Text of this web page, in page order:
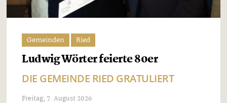
Gemeinden Ried
Ludwig Wörter feierte 80er
DIE GEMEINDE RIED GRATULIERT
Freitag, 7. August 2026